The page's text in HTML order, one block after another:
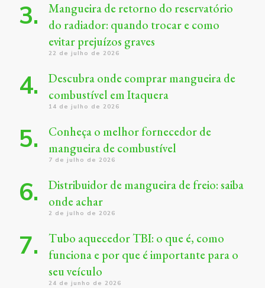
Mangueira de retorno do reservatório
do radiador: quando trocar e como
evitar prejuízos graves
22 de julho de 2026
Descubra onde comprar mangueira de
combustível em Itaquera
14 de julho de 2026
Conheça o melhor fornecedor de
mangueira de combustível
7 de julho de 2026
Distribuidor de mangueira de freio: saiba
onde achar
2 de julho de 2026
Tubo aquecedor TBI: o que é, como
funciona e por que é importante para o
seu veículo
24 de junho de 2026